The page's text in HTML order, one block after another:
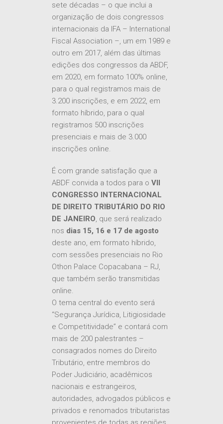
sete décadas – o que inclui a
organização de dois congressos
internacionais da IFA – International
Fiscal Association –, um em 1989 e
outro em 2017, além das últimas
edições dos congressos da ABDF,
em 2020, em formato 100% online,
para o qual registramos mais de
3.200 inscrições, e em 2022, em
formato híbrido, para o qual
registramos 500 inscrições
presenciais e mais de 3.000
inscrições online.
É com grande satisfação que a
ABDF convida a todos para o VII
CONGRESSO INTERNACIONAL
DE DIREITO TRIBUTÁRIO DO RIO
DE JANEIRO, que será realizado
nos dias 15, 16 e 17 de agosto
deste ano, em formato híbrido,
com sessões presenciais no Rio
Othon Palace Copacabana – RJ,
que também serão transmitidas
online.
O tema central do evento será
“Segurança Jurídica, Litigiosidade
e Competitividade” e contará com
mais de 200 palestrantes –
consagrados nomes do Direito
Tributário, entre membros do
Poder Judiciário, acadêmicos
nacionais e estrangeiros,
autoridades, advogados públicos e
privados e renomados tributaristas